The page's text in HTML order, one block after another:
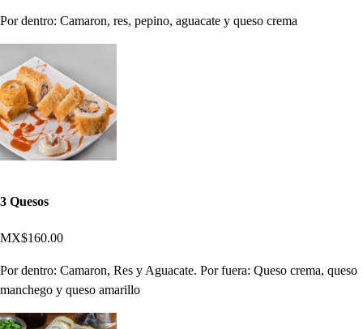
Por dentro: Camaron, res, pepino, aguacate y queso crema
3 Quesos
MX$160.00
Por dentro: Camaron, Res y Aguacate. Por fuera: Queso crema, queso
manchego y queso amarillo